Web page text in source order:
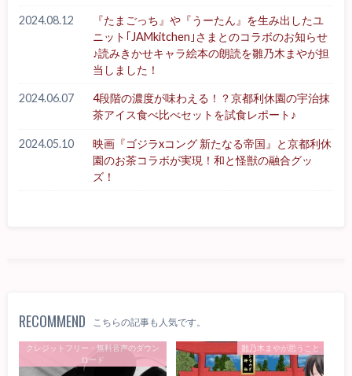
2024.08.12
『たまごっち』や『うーたん』を生み出したユ
ニット｢JAMkitchen｣さまとのコラボのお知らせ
♪読みきかせキャラ絵本の朗読を雛乃木まやが担
当しました！
2024.06.07
4段階の濃度が味わえる！？京都利休園の宇治抹
茶アイス食べ比べセットを試食レポート♪
2024.05.10
映画『ゴジラxコング 新たなる帝国』と京都利休
園のお茶コラボが実現！和と怪獣の融合グッ
ズ！
RECOMMEND こちらの記事も人気です。
クレジットフリー・無料音声のダウン
ロード
雛乃木まやが思うこと